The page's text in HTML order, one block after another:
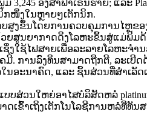
3,245 ອົງສາຟາເຣນຮາຍ; ແລະ
ກໜຶ່ງໃນຫຼາຍໆເຕັກນິກ.
ງຂຶ້ນໂດຍການຄວບຄຸມການໄຫຼຂ
ດ້ວຍສູນຍາກາດດຶງໂລຫະຂຶ້ນສູ່ແມ່
ຊິ່ງໃຊ້ໄຟສາຍເພື່ອລະລາຍໂລຫະ
. ການລົງທຶນສາມາດຖືກຕີ, ລະເບີ
ອະນາຄົດ, ແລະ ຊິ້ນສ່ວນທີ່ສຳເລັ
ບສ່ວນໃຫຍ່ອາໄສບໍລິສັດຫລໍ່
ເຂົ້າເຖິງເຕັກໂນໂລຊີການຫລໍ່ທີ່ທັນ